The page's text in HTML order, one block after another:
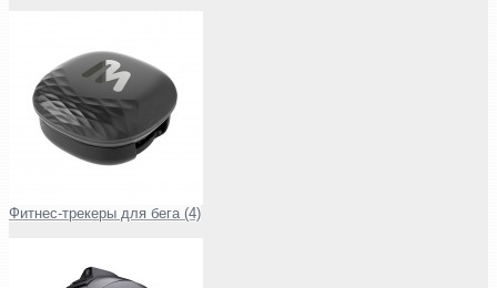
Фитнес-трекеры для бега (4)